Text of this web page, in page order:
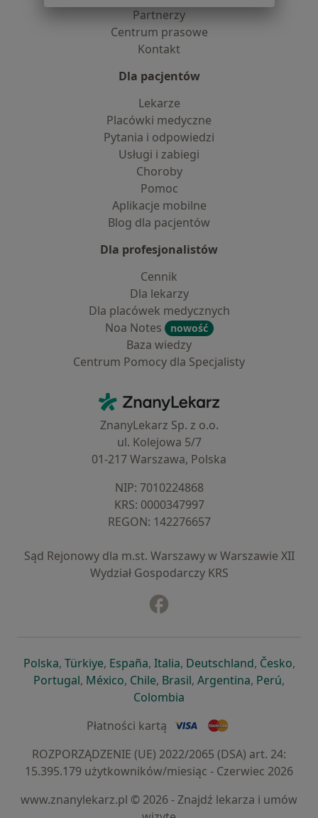
Partnerzy
Centrum prasowe
Kontakt
Dla pacjentów
Lekarze
Placówki medyczne
Pytania i odpowiedzi
Usługi i zabiegi
Choroby
Pomoc
Aplikacje mobilne
Blog dla pacjentów
Dla profesjonalistów
Cennik
Dla lekarzy
Dla placówek medycznych
Noa Notes
nowość
Baza wiedzy
Centrum Pomocy dla Specjalisty
ZnanyLekarz - Strona główna
ZnanyLekarz Sp. z o.o.
ul. Kolejowa 5/7
01-217 Warszawa, Polska
NIP: ⁠7010224868
KRS: ⁠0000347997
REGON: ⁠142276657
Sąd Rejonowy dla m.st. Warszawy w Warszawie XII
Wydział Gospodarczy KRS
Polskaotwiera się w nowej karcie
, Türkiyeotwiera się w nowej karcie
, Españaotwiera się w nowej karcie
, Italiaotwiera się w nowej
, Deutschlandotwiera się
, Česko,
Portugalotwiera się w nowej karcie
, Méxicootwiera się w nowej karcie
, Chileotwiera się w nowej karcie
, Brasilotwiera się w nowej
, Argentinaotwiera się
, Perú,
Colombia
Płatności kartą
ROZPORZĄDZENIE (UE) 2022/2065 (DSA) art. 24:
15.395.179 użytkowników/miesiąc - Czerwiec 2026
www.znanylekarz.pl © 2026 - Znajdź lekarza i umów